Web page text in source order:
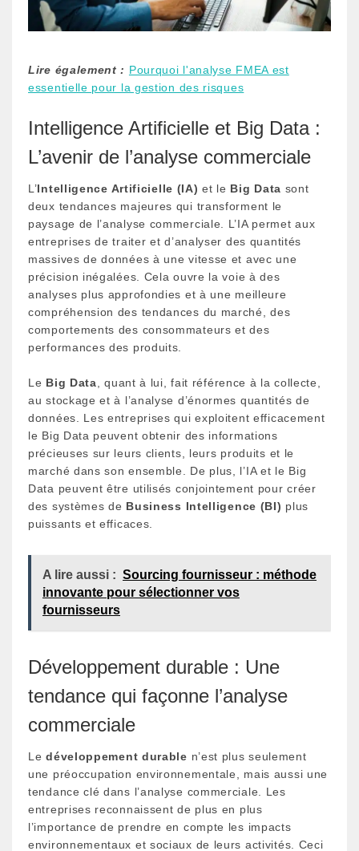
Lire également : Pourquoi l'analyse FMEA est
essentielle pour la gestion des risques
Intelligence Artificielle et Big Data :
L’avenir de l’analyse commerciale
L’Intelligence Artificielle (IA) et le Big Data sont
deux tendances majeures qui transforment le
paysage de l’analyse commerciale. L’IA permet aux
entreprises de traiter et d’analyser des quantités
massives de données à une vitesse et avec une
précision inégalées. Cela ouvre la voie à des
analyses plus approfondies et à une meilleure
compréhension des tendances du marché, des
comportements des consommateurs et des
performances des produits.
Le Big Data , quant à lui, fait référence à la collecte,
au stockage et à l’analyse d’énormes quantités de
données. Les entreprises qui exploitent efficacement
le Big Data peuvent obtenir des informations
précieuses sur leurs clients, leurs produits et le
marché dans son ensemble. De plus, l’IA et le Big
Data peuvent être utilisés conjointement pour créer
des systèmes de Business Intelligence (BI) plus
puissants et efficaces.
A lire aussi : Sourcing fournisseur : méthode
innovante pour sélectionner vos
fournisseurs
Développement durable : Une
tendance qui façonne l’analyse
commerciale
Ledéveloppement durable n’est plus seulement
une préoccupation environnementale, mais aussi une
tendance clé dans l’analyse commerciale. Les
entreprises reconnaissent de plus en plus
l’importance de prendre en compte les impacts
environnementaux et sociaux de leurs activités. Ceci